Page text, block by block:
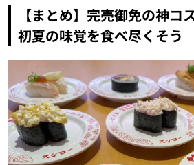
【まとめ】完売御免の神コ
初夏の味覚を食べ尽くそう